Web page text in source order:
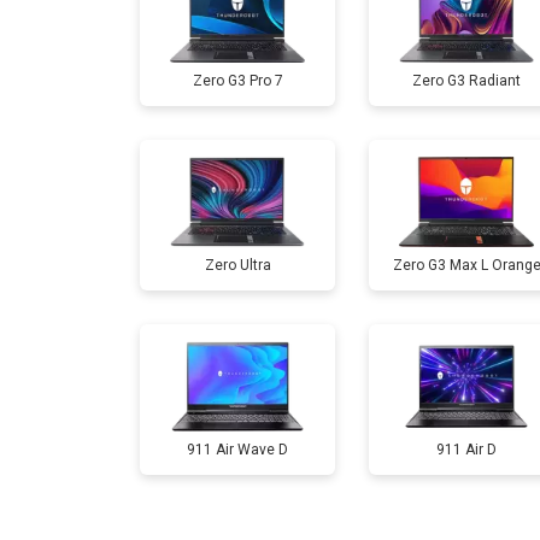
Ремонт мультиконтроллера
Замена жесткого диска HDD/SSD
Замена разъема HDMI
Замена тачпада
Замена клавиатуры
Замена аккумулятора
Zero G3 Pro 7 Zero G3 Radiant
Zero Ultra Zero G3 Max L Orange
911 Air Wave D 911 Air D